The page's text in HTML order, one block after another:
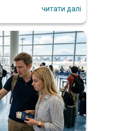
читати далі